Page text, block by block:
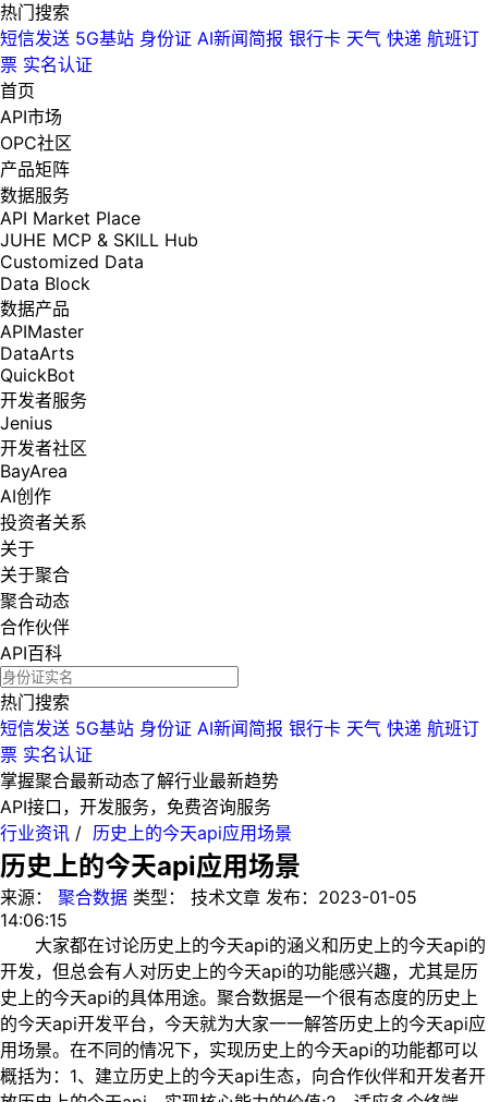
热门搜索
短信发送 5G基站 身份证 AI新闻简报 银行卡 天气 快递 航班订
票 实名认证
首页
API市场
OPC社区
产品矩阵
数据服务
API Market Place
JUHE MCP & SKILL Hub
Customized Data
Data Block
数据产品
APIMaster
DataArts
QuickBot
开发者服务
Jenius
开发者社区
BayArea
AI创作
投资者关系
关于
关于聚合
聚合动态
合作伙伴
API百科
热门搜索
短信发送 5G基站 身份证 AI新闻简报 银行卡 天气 快递 航班订
票 实名认证
掌握聚合最新动态了解行业最新趋势
API接口，开发服务，免费咨询服务
行业资讯 / 历史上的今天api应用场景
历史上的今天api应用场景
来源： 聚合数据 类型： 技术文章 发布： 2023-01-05
14:06:15
大家都在讨论历史上的今天api的涵义和历史上的今天api的
开发，但总会有人对历史上的今天api的功能感兴趣，尤其是历
史上的今天api的具体用途。聚合数据是一个很有态度的历史上
的今天api开发平台，今天就为大家一一解答历史上的今天api应
用场景。在不同的情况下，实现历史上的今天api的功能都可以
概括为：1、建立历史上的今天api生态，向合作伙伴和开发者开